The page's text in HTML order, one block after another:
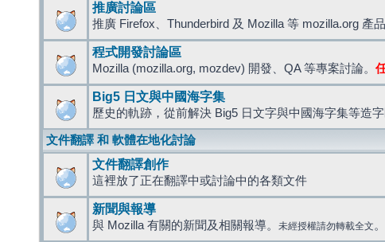
推廣討論區
推廣 Firefox、Thunderbird 及 Mozilla 等 mozilla.org 產
程式開發討論區
Mozilla (mozilla.org, mozdev) 開發、QA 等專案討論。
Big5 日文與中國海字集
歷史的軌跡，從前解決 Big5 日文字與中國海字集等造
文件翻譯 和 軟體在地化討論
文件翻譯創作
這裡放了正在翻譯中或討論中的各類文件
新聞與報導
與 Mozilla 有關的新聞及相關報導。 未經授權請勿轉載全文 。